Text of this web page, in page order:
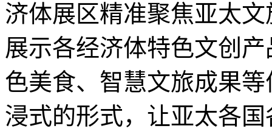
济体展区精准聚焦亚太
展示各经济体特色文创
色美食、智慧文旅成果
浸式的形式，让亚太各